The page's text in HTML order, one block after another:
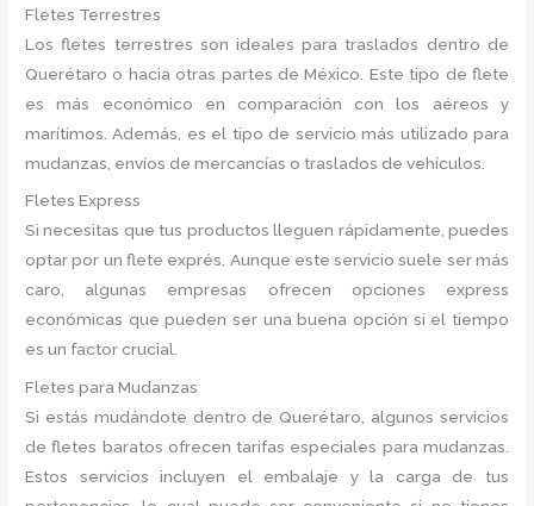
Fletes Terrestres
Los fletes terrestres son ideales para traslados dentro de
Querétaro o hacia otras partes de México. Este tipo de flete
es más económico en comparación con los aéreos y
marítimos. Además, es el tipo de servicio más utilizado para
mudanzas, envíos de mercancías o traslados de vehículos.
Fletes Express
Si necesitas que tus productos lleguen rápidamente, puedes
optar por un flete exprés. Aunque este servicio suele ser más
caro, algunas empresas ofrecen opciones express
económicas que pueden ser una buena opción si el tiempo
es un factor crucial.
Fletes para Mudanzas
Si estás mudándote dentro de Querétaro, algunos servicios
de fletes baratos ofrecen tarifas especiales para mudanzas.
Estos servicios incluyen el embalaje y la carga de tus